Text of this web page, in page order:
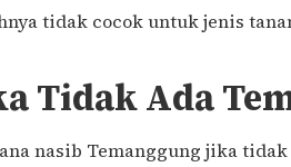
tidak cocok untuk jenis
Tidak Ada
nasib Temanggung jika